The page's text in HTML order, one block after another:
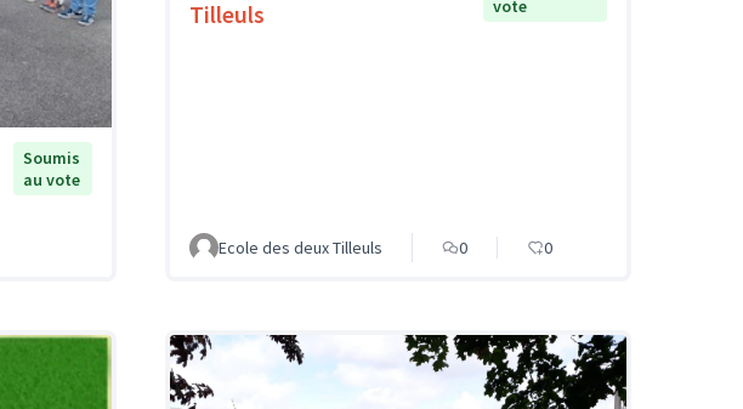
Soumis
au vote
Tilleuls
vote
Ecole des deux Tilleuls 0 0